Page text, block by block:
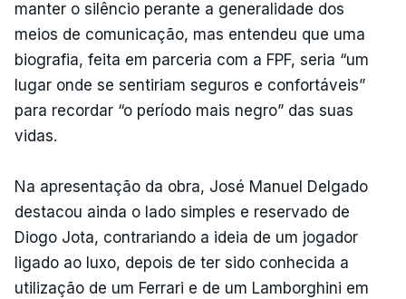
manter o silêncio perante a generalidade dos
meios de comunicação, mas entendeu que uma
biografia, feita em parceria com a FPF, seria “um
lugar onde se sentiriam seguros e confortáveis”
para recordar “o período mais negro” das suas
vidas.
Na apresentação da obra, José Manuel Delgado
destacou ainda o lado simples e reservado de
Diogo Jota, contrariando a ideia de um jogador
ligado ao luxo, depois de ter sido conhecida a
utilização de um Ferrari e de um Lamborghini em